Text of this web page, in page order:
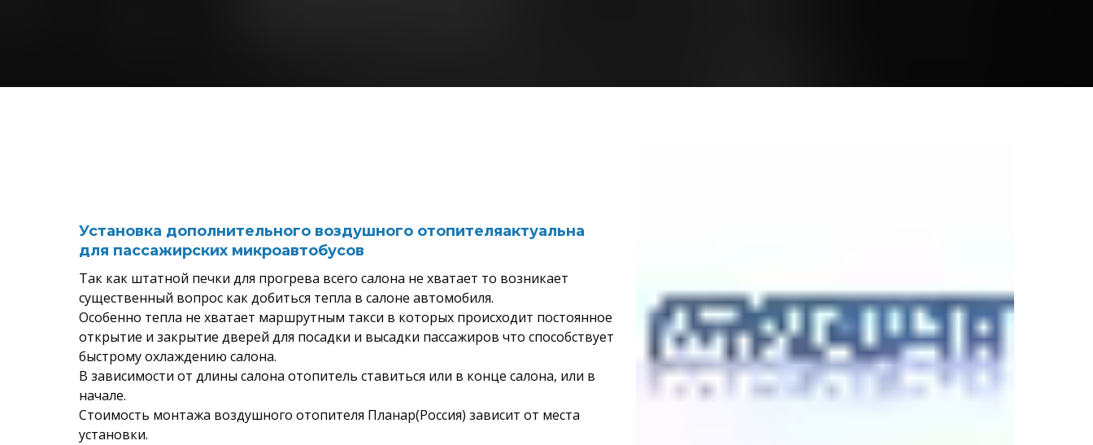
Установка дополнительного воздушного отопителяактуальна
для пассажирских микроавтобусов
Так как штатной печки для прогрева всего салона не хватает то возникает
существенный вопрос как добиться тепла в салоне автомобиля.
Особенно тепла не хватает маршрутным такси в которых происходит постоянное
открытие и закрытие дверей для посадки и высадки пассажиров что способствует
быстрому охлаждению салона.
В зависимости от длины салона отопитель ставиться или в конце салона, или в
начале.
Стоимость монтажа воздушного отопителя Планар(Россия) зависит от места
установки.